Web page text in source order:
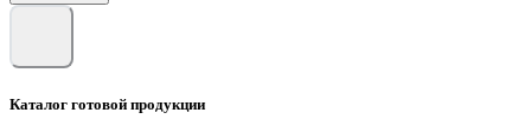
Каталог готовой продукции